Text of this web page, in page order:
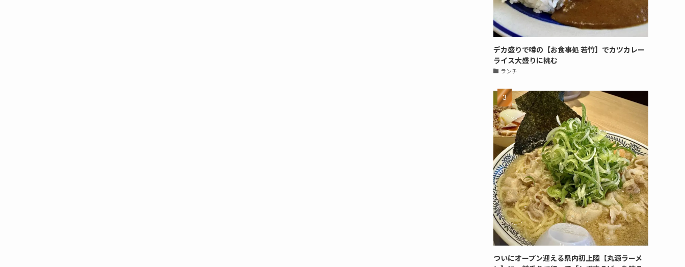
デカ盛りで噂の【お食事処 若竹】でカツカレー
ライス大盛りに挑む
ランチ
ついにオープン迎える県内初上陸【丸源ラーメ